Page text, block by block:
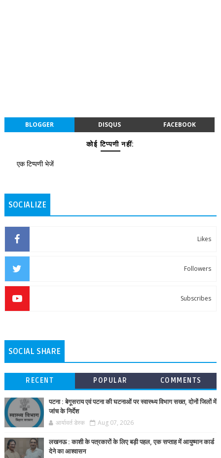
BLOGGER DISQUS FACEBOOK
कोई टिप्पणी नहीं:
एक टिप्पणी भेजें
SOCIALIZE
Likes
Followers
Subscribes
SOCIAL SHARE
RECENT POPULAR COMMENTS
पटना : बेगूसराय एवं पटना की घटनाओं पर स्वास्थ्य विभाग सख्त, दोनों जिलों में
जांच के निर्देश
आर्यावर्त डेस्क Aug 07, 2026
लखनऊ : काशी के पत्रकारों के लिए बड़ी पहल, एक सप्ताह में आयुष्मान कार्ड
देने का आश्वासन